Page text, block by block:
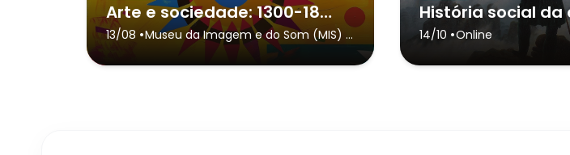
Arte e sociedade: 1300-1800 – do trecento ao romance cervantino
13/08 •Museu da Imagem e do Som (MIS) -
São Paulo
14/10 •Online